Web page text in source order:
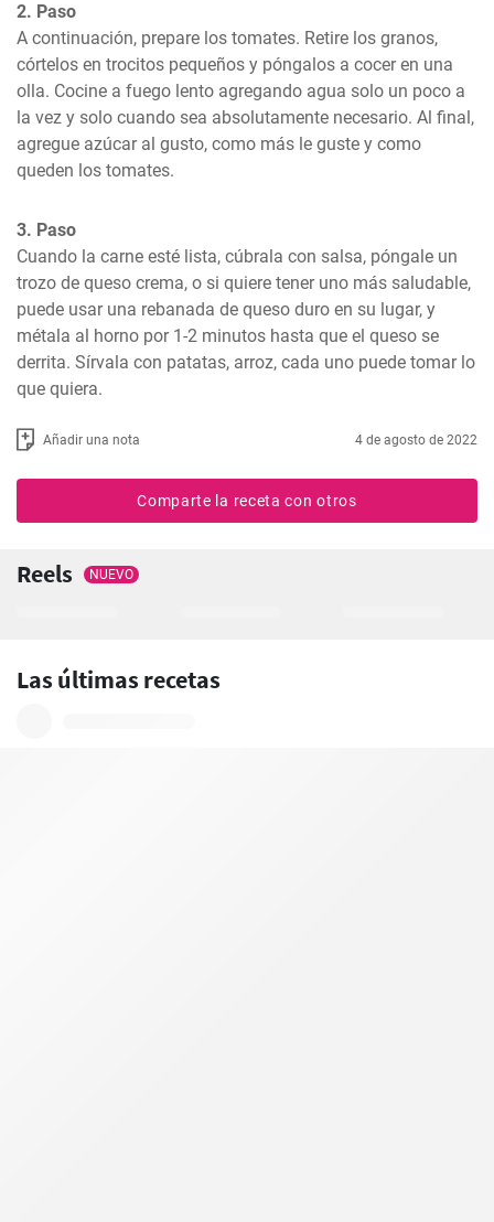
2. Paso
A continuación, prepare los tomates. Retire los granos,
córtelos en trocitos pequeños y póngalos a cocer en una
olla. Cocine a fuego lento agregando agua solo un poco a
la vez y solo cuando sea absolutamente necesario. Al final,
agregue azúcar al gusto, como más le guste y como
queden los tomates.
3. Paso
Cuando la carne esté lista, cúbrala con salsa, póngale un
trozo de queso crema, o si quiere tener uno más saludable,
puede usar una rebanada de queso duro en su lugar, y
métala al horno por 1-2 minutos hasta que el queso se
derrita. Sírvala con patatas, arroz, cada uno puede tomar lo
que quiera.
Añadir una nota 4 de agosto de 2022
Comparte la receta con otros
Reels NUEVO
Las últimas recetas